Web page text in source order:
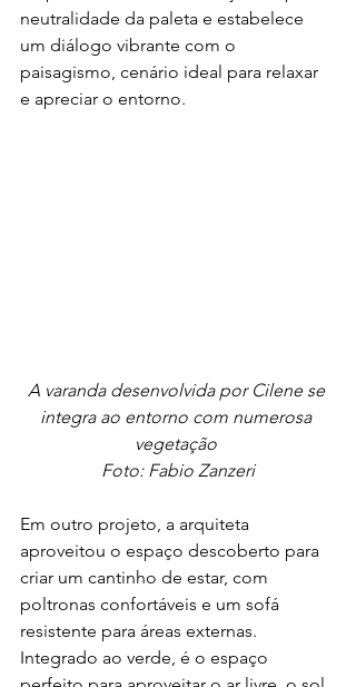
neutralidade da paleta e estabelece
um diálogo vibrante com o
paisagismo, cenário ideal para relaxar
e apreciar o entorno.
A varanda desenvolvida por Cilene se
integra ao entorno com numerosa
vegetação
Foto: Fabio Zanzeri
Em outro projeto, a arquiteta
aproveitou o espaço descoberto para
criar um cantinho de estar, com
poltronas confortáveis e um sofá
resistente para áreas externas.
Integrado ao verde, é o espaço